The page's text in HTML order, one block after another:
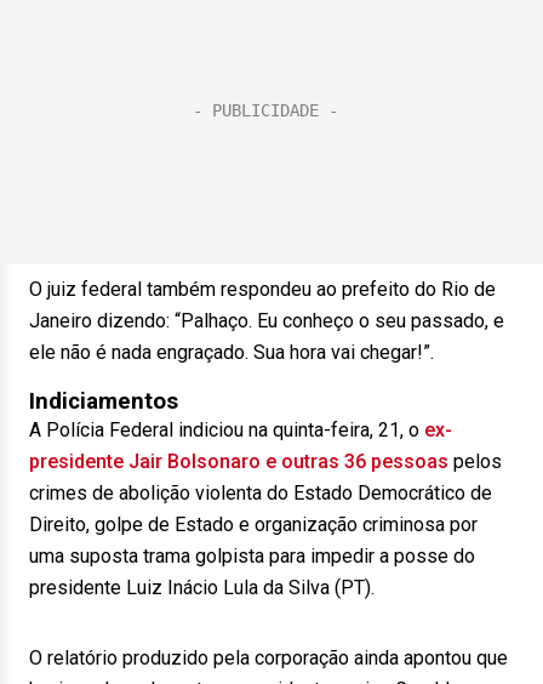
O juiz federal também respondeu ao prefeito do Rio de
Janeiro dizendo: “Palhaço. Eu conheço o seu passado, e
ele não é nada engraçado. Sua hora vai chegar!”.
Indiciamentos
A Polícia Federal indiciou na quinta-feira, 21, o ex-
presidente Jair Bolsonaro e outras 36 pessoas pelos
crimes de abolição violenta do Estado Democrático de
Direito, golpe de Estado e organização criminosa por
uma suposta trama golpista para impedir a posse do
presidente Luiz Inácio Lula da Silva (PT).
O relatório produzido pela corporação ainda apontou que